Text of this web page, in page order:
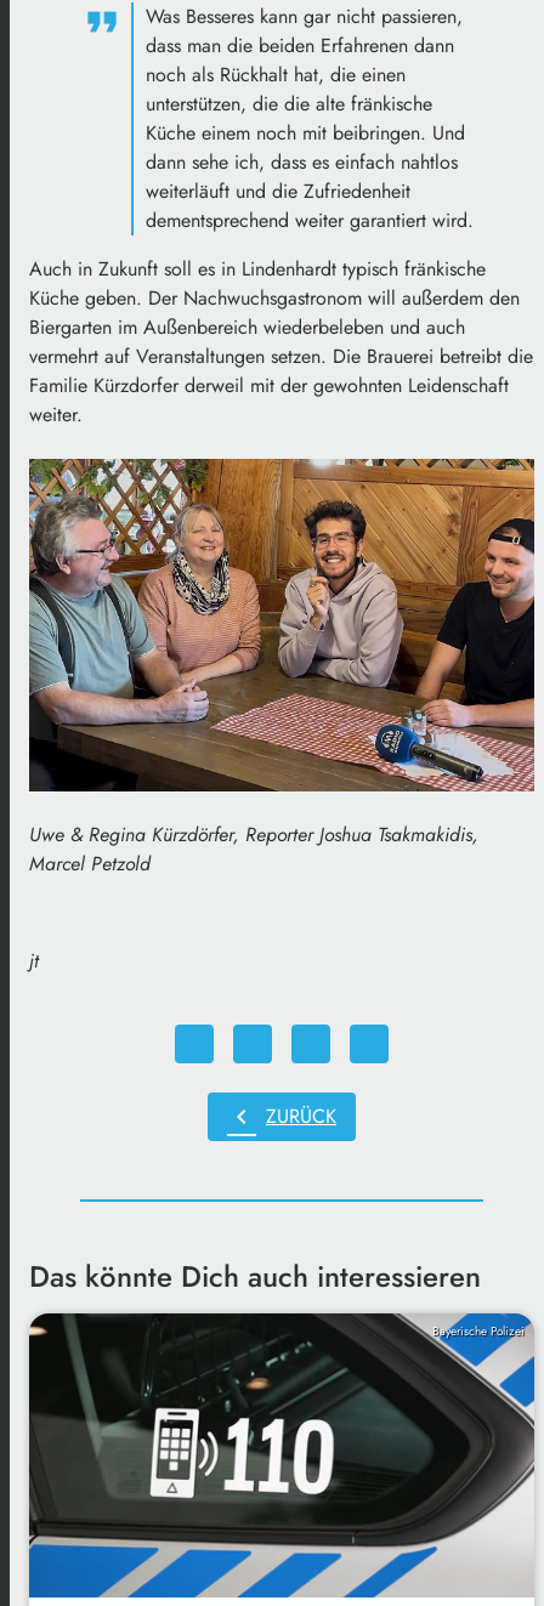
Was Besseres kann gar nicht passieren,
dass man die beiden Erfahrenen dann
noch als Rückhalt hat, die einen
unterstützen, die die alte fränkische
Küche einem noch mit beibringen. Und
dann sehe ich, dass es einfach nahtlos
weiterläuft und die Zufriedenheit
dementsprechend weiter garantiert wird.
Auch in Zukunft soll es in Lindenhardt typisch fränkische
Küche geben. Der Nachwuchsgastronom will außerdem den
Biergarten im Außenbereich wiederbeleben und auch
vermehrt auf Veranstaltungen setzen. Die Brauerei betreibt die
Familie Kürzdorfer derweil mit der gewohnten Leidenschaft
weiter.
Uwe & Regina Kürzdörfer, Reporter Joshua Tsakmakidis,
Marcel Petzold
jt
chevron_left ZURÜCK
Das könnte Dich auch interessieren
Bayerische Polizei